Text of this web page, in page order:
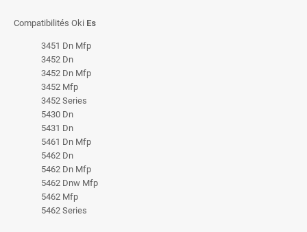
Compatibilités Oki Es
3451 Dn Mfp
3452 Dn
3452 Dn Mfp
3452 Mfp
3452 Series
5430 Dn
5431 Dn
5461 Dn Mfp
5462 Dn
5462 Dn Mfp
5462 Dnw Mfp
5462 Mfp
5462 Series